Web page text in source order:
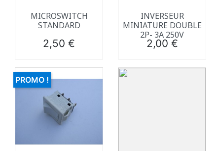
MICROSWITCH
STANDARD
Prix
2,50 €
INVERSEUR
MINIATURE DOUBLE
2P- 3A 250V
Prix
2,00 €
PROMO !